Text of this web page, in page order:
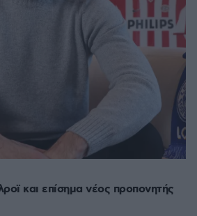
και επίσημα νέος προπονητής